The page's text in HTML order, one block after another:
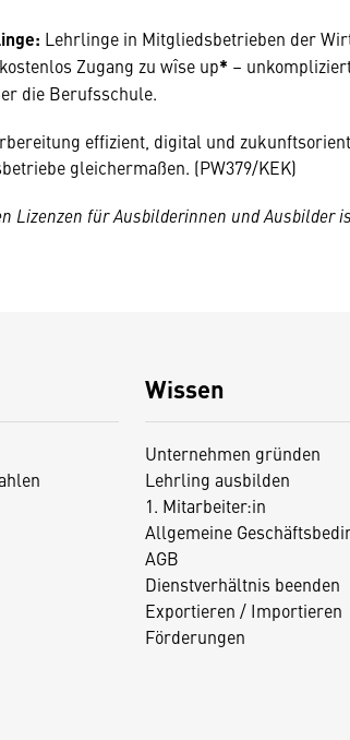
Lehrlinge in Mitgliedsbetrieben der
Zugang zu wîse up* –
die Berufsschule.
effizient, digital und
gleichermaßen. (PW379/KEK)
Lizenzen für Ausbilderinnen und Ausbilder
Wissen
Unternehmen gründen
Lehrling ausbilden
1. Mitarbeiter:in
Allgemeine
AGB
Dienstverhältnis beenden
Exportieren / Importieren
Förderungen